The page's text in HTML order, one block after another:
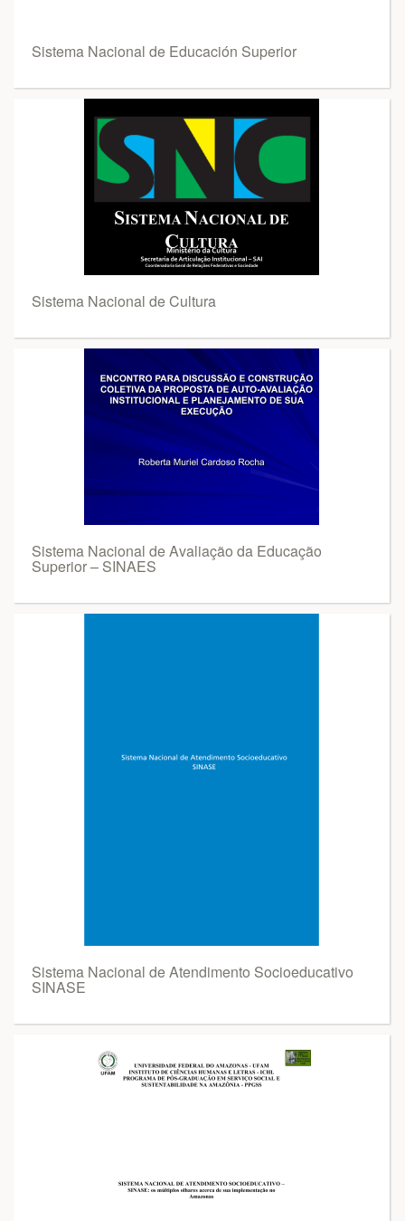
Sistema Nacional de Educación Superior
Sistema Nacional de Cultura
Sistema Nacional de Avaliação da Educação
Superior – SINAES
Sistema Nacional de Atendimento Socioeducativo
SINASE